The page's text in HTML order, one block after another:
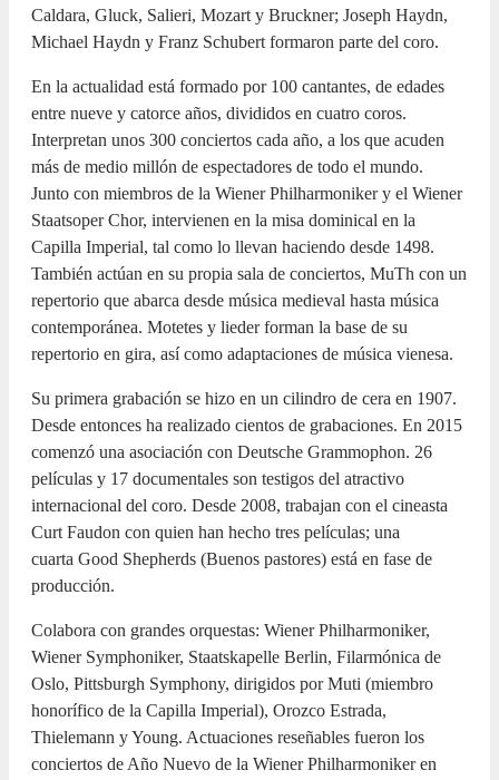
Caldara, Gluck, Salieri, Mozart y Bruckner; Joseph Haydn,
Michael Haydn y Franz Schubert formaron parte del coro.
En la actualidad está formado por 100 cantantes, de edades
entre nueve y catorce años, divididos en cuatro coros.
Interpretan unos 300 conciertos cada año, a los que acuden
más de medio millón de espectadores de todo el mundo.
Junto con miembros de la Wiener Philharmoniker y el Wiener
Staatsoper Chor, intervienen en la misa dominical en la
Capilla Imperial, tal como lo llevan haciendo desde 1498.
También actúan en su propia sala de conciertos, MuTh con un
repertorio que abarca desde música medieval hasta música
contemporánea. Motetes y lieder forman la base de su
repertorio en gira, así como adaptaciones de música vienesa.
Su primera grabación se hizo en un cilindro de cera en 1907.
Desde entonces ha realizado cientos de grabaciones. En 2015
comenzó una asociación con Deutsche Grammophon. 26
películas y 17 documentales son testigos del atractivo
internacional del coro. Desde 2008, trabajan con el cineasta
Curt Faudon con quien han hecho tres películas; una
cuarta Good Shepherds (Buenos pastores) está en fase de
producción.
Colabora con grandes orquestas: Wiener Philharmoniker,
Wiener Symphoniker, Staatskapelle Berlin, Filarmónica de
Oslo, Pittsburgh Symphony, dirigidos por Muti (miembro
honorífico de la Capilla Imperial), Orozco Estrada,
Thielemann y Young. Actuaciones reseñables fueron los
conciertos de Año Nuevo de la Wiener Philharmoniker en